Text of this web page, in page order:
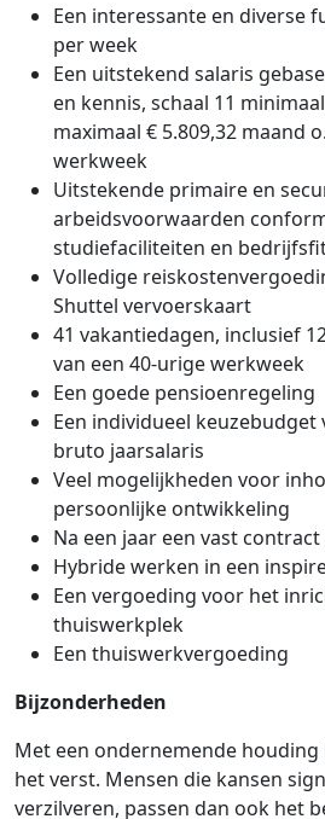
Een interessante en diverse
per week
Een uitstekend salaris
en kennis, schaal 11
maximaal € 5.809,32 maand
werkweek
Uitstekende primaire en
arbeidsvoorwaarden
studiefaciliteiten en
Volledige
Shuttel vervoerskaart
41 vakantiedagen, inclusief
van een 40-urige werkweek
Een goede pensioenregeling
Een individueel keuzebudget
bruto jaarsalaris
Veel mogelijkheden voor
persoonlijke ontwikkeling
Na een jaar een vast
Hybride werken in een
Een vergoeding voor het
thuiswerkplek
Een thuiswerkvergoeding
Bijzonderheden
Met een ondernemende houding
het verst. Mensen die kansen
verzilveren, passen dan ook het